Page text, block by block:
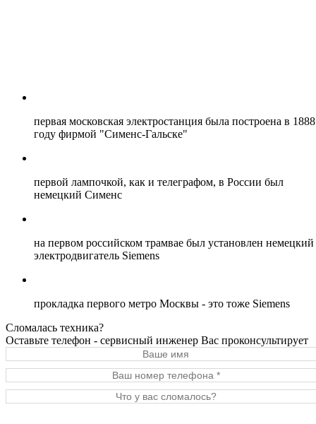
первая московская электростанция была построена в 1888
году фирмой "Сименс-Гальске"
первой лампочкой, как и телеграфом, в России был
немецкий Сименс
на первом российском трамвае был установлен немецкий
электродвигатель Siemens
прокладка первого метро Москвы - это тоже Siemens
Сломалась техника?
Оставьте телефон - сервисный инженер Вас проконсультирует